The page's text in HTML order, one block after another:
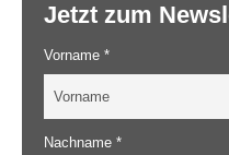
Jetzt zum
Vorname *
Nachname *